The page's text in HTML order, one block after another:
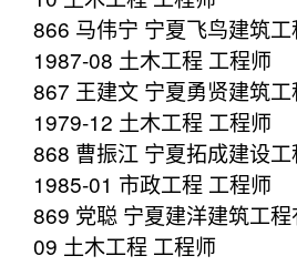
866 马伟宁 宁夏飞鸟建筑
1987-08 土木工程 工程师
867 王建文 宁夏勇贤建筑
1979-12 土木工程 工程师
868 曹振江 宁夏拓成建设
1985-01 市政工程 工程师
869 党聪 宁夏建洋建筑工
09 土木工程 工程师